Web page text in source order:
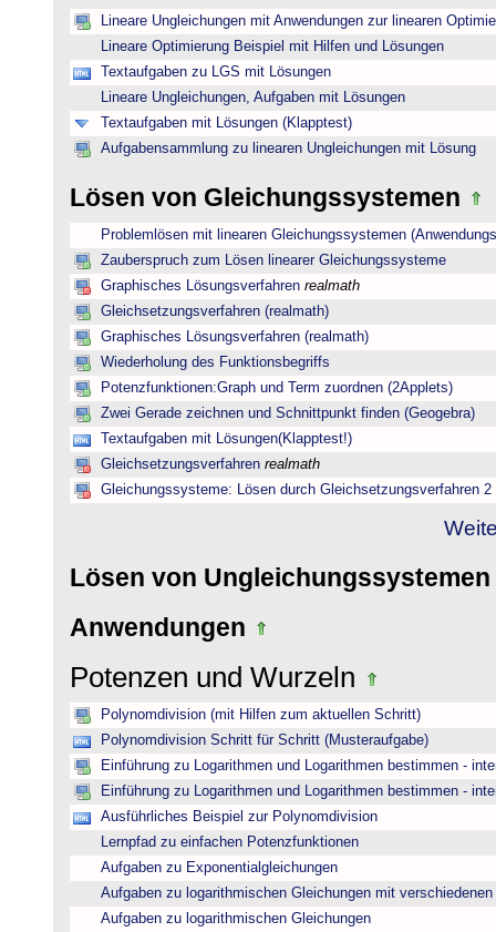
Lineare Ungleichungen mit Anwendungen zur linearen
Lineare Optimierung Beispiel mit Hilfen und Lösungen
Textaufgaben zu LGS mit Lösungen
Lineare Ungleichungen, Aufgaben mit Lösungen
Textaufgaben mit Lösungen (Klapptest)
Aufgabensammlung zu linearen Ungleichungen mit Lösung
Lösen von Gleichungssystemen
Problemlösen mit linearen Gleichungssystemen
Zauberspruch zum Lösen linearer Gleichungssysteme
Graphisches Lösungsverfahren realmath
Gleichsetzungsverfahren (realmath)
Graphisches Lösungsverfahren (realmath)
Wiederholung des Funktionsbegriffs
Potenzfunktionen:Graph und Term zuordnen (2Applets)
Zwei Gerade zeichnen und Schnittpunkt finden (Geogebra)
Textaufgaben mit Lösungen(Klapptest!)
Gleichsetzungsverfahren realmath
Gleichungssysteme: Lösen durch Gleichsetzungsverfahren 2
Lösen von Ungleichungssystemen
Anwendungen
Potenzen und Wurzeln
Polynomdivision (mit Hilfen zum aktuellen Schritt)
Polynomdivision Schritt für Schritt (Musteraufgabe)
Einführung zu Logarithmen und Logarithmen bestimmen -
Einführung zu Logarithmen und Logarithmen bestimmen -
Ausführliches Beispiel zur Polynomdivision
Lernpfad zu einfachen Potenzfunktionen
Aufgaben zu Exponentialgleichungen
Aufgaben zu logarithmischen Gleichungen mit verschiedenen
Aufgaben zu logarithmischen Gleichungen